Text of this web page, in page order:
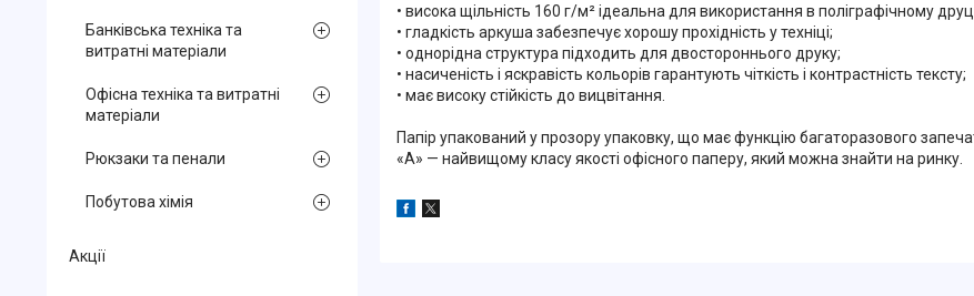
• висока щільність 160 г/м² ідеальна для використання в поліграфічному
• гладкість аркуша забезпечує хорошу прохідність у техніці;
• однорідна структура підходить для двостороннього друку;
• насиченість і яскравість кольорів гарантують чіткість і контрастність тексту;
• має високу стійкість до вицвітання.
Папір упакований у прозору упаковку, що має функцію багаторазового
«А» — найвищому класу якості офісного паперу, який можна знайти на ринку.
Банківська техніка та
витратні матеріали
Офісна техніка та витратні
матеріали
Рюкзаки та пенали
Побутова хімія
Акції